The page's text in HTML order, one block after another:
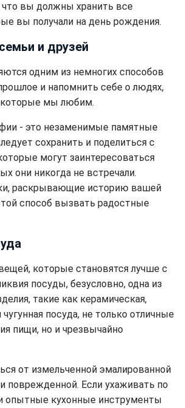
что вы должны хранить все
вы получали на день рождения.
и друзей
одним из немногих способов
и напомнить себе о людях,
которые мы любим.
- это незаменимые памятные
сохранить и поделиться с
могут заинтересоваться
они никогда не встречали.
раскрывающие историю вашей
способ вызвать радостные
которые становятся лучше с
посуды, безусловно, одна из
такие как керамическая,
посуда, не только отличные
пищи, но и чрезвычайно
от измельченной эмалированной
поврежденной. Если ухаживать по
опытные кухонные инструменты